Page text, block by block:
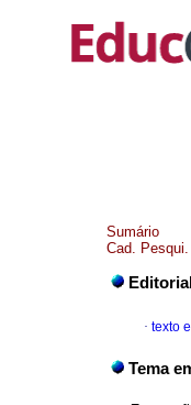
Sumário
Cad.
Editorial
· texto
Tema